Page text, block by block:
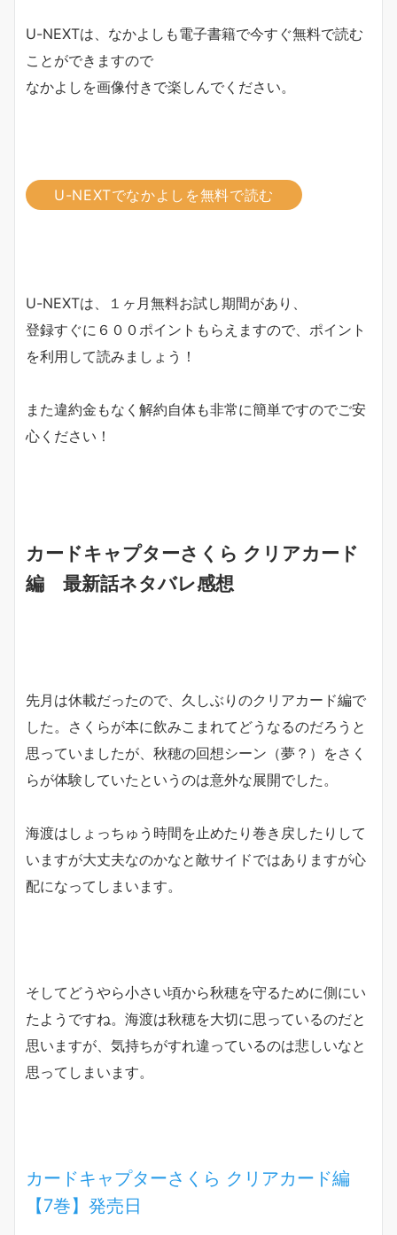
U-NEXTは、なかよしも電子書籍で今すぐ無料で読む
ことができますので
なかよしを画像付きで楽しんでください。
U-NEXTでなかよしを無料で読む
U-NEXTは、１ヶ月無料お試し期間があり、
登録すぐに６００ポイントもらえますので、ポイント
を利用して読みましょう！
また違約金もなく解約自体も非常に簡単ですのでご安
心ください！
カードキャプターさくら クリアカード
編 最新話ネタバレ感想
先月は休載だったので、久しぶりのクリアカード編で
した。さくらが本に飲みこまれてどうなるのだろうと
思っていましたが、秋穂の回想シーン（夢？）をさく
らが体験していたというのは意外な展開でした。
海渡はしょっちゅう時間を止めたり巻き戻したりして
いますが大丈夫なのかなと敵サイドではありますが心
配になってしまいます。
そしてどうやら小さい頃から秋穂を守るために側にい
たようですね。海渡は秋穂を大切に思っているのだと
思いますが、気持ちがすれ違っているのは悲しいなと
思ってしまいます。
カードキャプターさくら クリアカード編
【7巻】発売日